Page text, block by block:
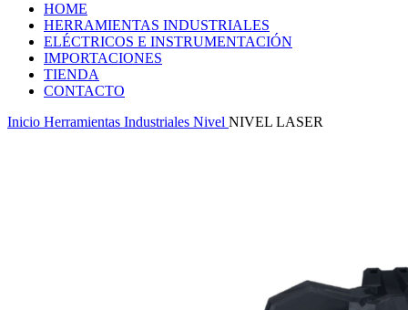
HOME
HERRAMIENTAS INDUSTRIALES
ELÉCTRICOS E INSTRUMENTACIÓN
IMPORTACIONES
TIENDA
CONTACTO
Inicio Herramientas Industriales Nivel NIVEL LASER